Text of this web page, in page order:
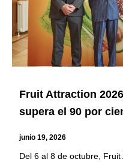
Fruit Attraction
supera el 90 por
junio 19, 2026
Del 6 al 8 de octubre,